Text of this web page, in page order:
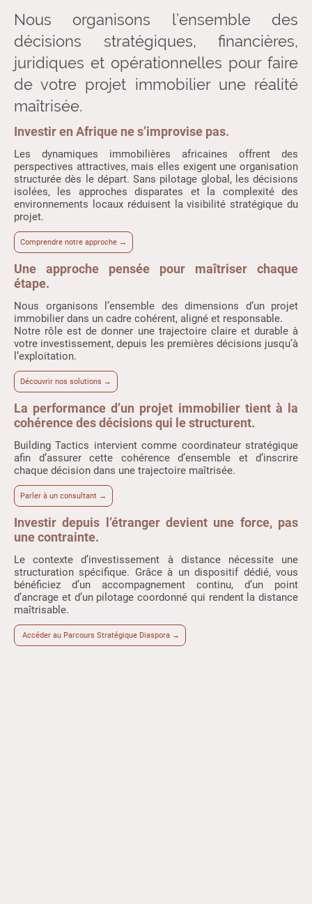
Nous organisons l’ensemble des
décisions stratégiques, financières,
juridiques et opérationnelles pour faire
de votre projet immobilier une réalité
maîtrisée.
Investir en Afrique ne s’improvise pas.
Les dynamiques immobilières africaines offrent des
perspectives attractives, mais elles exigent une organisation
structurée dès le départ. Sans pilotage global, les décisions
isolées, les approches disparates et la complexité des
environnements locaux réduisent la visibilité stratégique du
projet.
Comprendre notre approche →
Une approche pensée pour maîtriser chaque
étape.
Nous organisons l’ensemble des dimensions d’un projet
immobilier dans un cadre cohérent, aligné et responsable.
Notre rôle est de donner une trajectoire claire et durable à
votre investissement, depuis les premières décisions jusqu’à
l’exploitation.
Découvrir nos solutions →
La performance d’un projet immobilier tient à la
cohérence des décisions qui le structurent.
Building Tactics intervient comme coordinateur stratégique
afin d’assurer cette cohérence d’ensemble et d’inscrire
chaque décision dans une trajectoire maîtrisée.
Parler à un consultant →
Investir depuis l’étranger devient une force, pas
une contrainte.
Le contexte d’investissement à distance nécessite une
structuration spécifique. Grâce à un dispositif dédié, vous
bénéficiez d’un accompagnement continu, d’un point
d’ancrage et d’un pilotage coordonné qui rendent la distance
maîtrisable.
Accéder au Parcours Stratégique Diaspora →